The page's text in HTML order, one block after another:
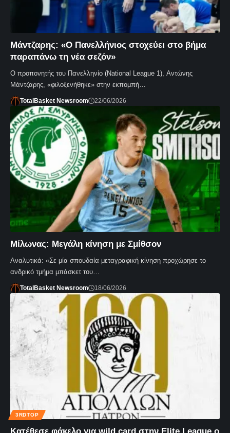
Μάντζαρης: «Ο Πανελλήνιος στοχεύει στο βήμα
παραπάνω τη νέα σεζόν»
Ο προπονητής του Πανελληνίο (National League 1), Αντώνης
Μάντζαρης, «φιλοξενήθηκε» στην εκπομπή…
TotalBasket Newsroom 22/06/2026
Μίλωνας: Μεγάλη κίνηση με Σμίθσον
Αναλυτικά: «Σε μία σπουδαία μεταγραφική κίνηση προχώρησε το
ανδρικό τμήμα μπάσκετ του…
TotalBasket Newsroom 18/06/2026
3RDTOP
Κατέθεσε φάκελο για wild card στην Elite League ο